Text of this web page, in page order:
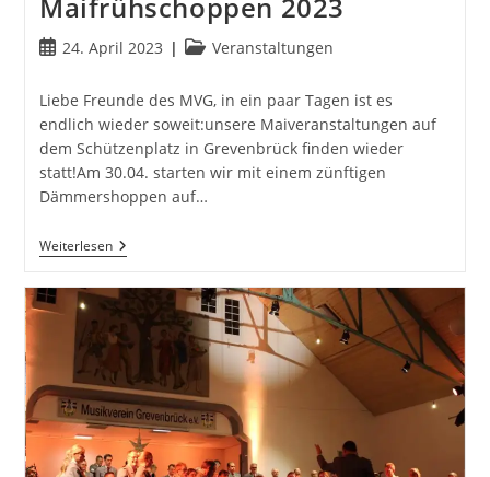
Beitrag
24. April 2023
Beitrags-
Veranstaltungen
Liebe Freunde des MVG, in ein paar Tagen ist es
endlich wieder soweit:unsere Maiveranstaltungen auf
dem Schützenplatz in Grevenbrück finden wieder
statt!Am 30.04. starten wir mit einem zünftigen
Dämmershoppen auf…
WeiterlesenDämmer-
Und
2023